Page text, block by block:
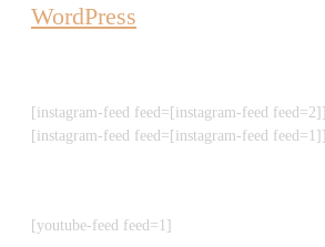
WordPress
[instagram-feed feed=[instagram-feed feed=2]]
[instagram-feed feed=[instagram-feed feed=1]]
[youtube-feed feed=1]